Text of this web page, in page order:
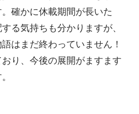
確かに休載期間が長いた
る気持ちも分かりますが、
はまだ終わっていません！
り、今後の展開がますます